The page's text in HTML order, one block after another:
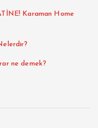
Karaman Home
ne demek?